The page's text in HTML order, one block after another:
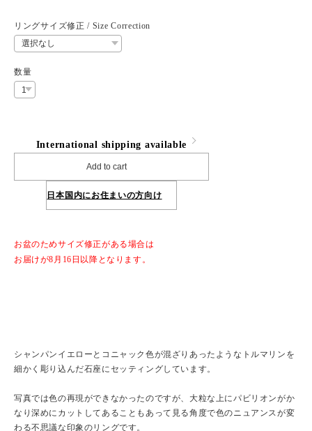
リングサイズ修正 / Size Correction
数量
International shipping available
Add to cart
日本国内にお住まいの方向け
お盆のためサイズ修正がある場合は
お届けが8月16日以降となります。
シャンパンイエローとコニャック色が混ざりあったようなトルマリンを
細かく彫り込んだ石座にセッティングしています。
写真では色の再現ができなかったのですが、大粒な上にパビリオンがか
なり深めにカットしてあることもあって見る角度で色のニュアンスが変
わる不思議な印象のリングです。